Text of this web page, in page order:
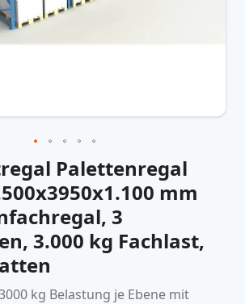
Palettenregal
mm
3
3.000 kg Fachlast,
kg Belastung je Ebene mit